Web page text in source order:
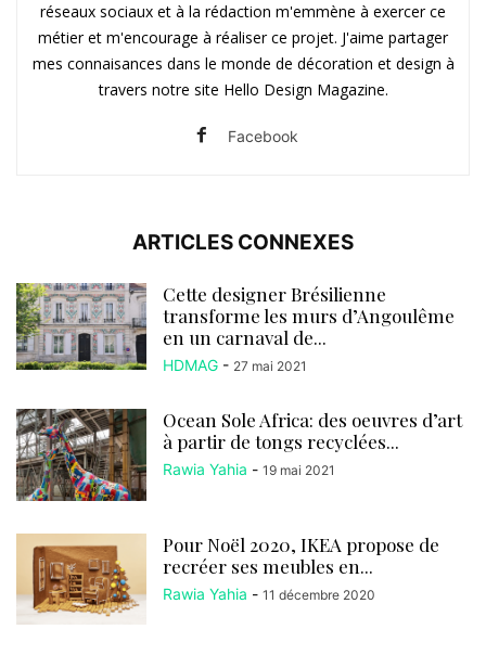
réseaux sociaux et à la rédaction m'emmène à exercer ce
métier et m'encourage à réaliser ce projet. J'aime partager
mes connaisances dans le monde de décoration et design à
travers notre site Hello Design Magazine.
Facebook
ARTICLES CONNEXES
Cette designer Brésilienne
transforme les murs d’Angoulême
en un carnaval de...
HDMAG - 27 mai 2021
Ocean Sole Africa: des oeuvres d’art
à partir de tongs recyclées...
Rawia Yahia - 19 mai 2021
Pour Noël 2020, IKEA propose de
recréer ses meubles en...
Rawia Yahia - 11 décembre 2020